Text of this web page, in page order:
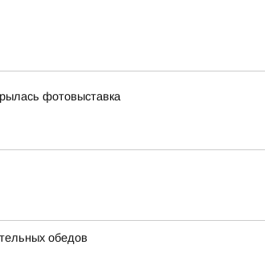
фотовыставка
обедов